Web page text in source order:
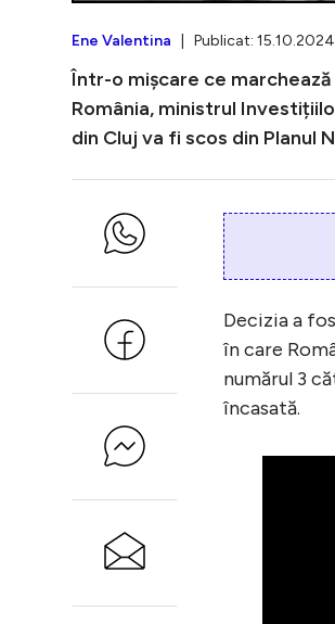
Ene Valentina | Publicat:
Într-o mișcare ce
România, ministrul
din Cluj va fi scos din Planul
Decizia a
în care
numărul 3
încasată.